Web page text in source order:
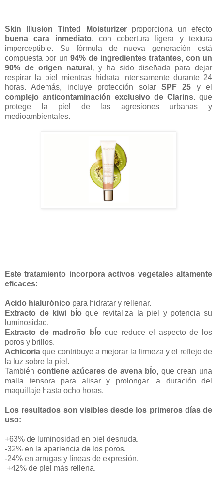
Skin Illusion Tinted Moisturizerproporciona un efecto
buena cara inmediato, con cobertura ligera y textura
imperceptible. Su fórmula de nueva generación está
compuesta por un 94% de ingredientes tratantes, con un
90% de origen natural, y ha sido diseñada para dejar
respirar la piel mientras hidrata intensamente durante 24
horas. Además, incluye protección solar SPF 25 y el
complejo anticontaminación exclusivo de Clarins, que
protege la piel de las agresiones urbanas y
medioambientales.
Este tratamiento incorpora activos vegetales altamente
eficaces:
Acido hialurónico para hidratar y rellenar.
Extracto de kiwi bÍo que revitaliza la piel y potencia su
luminosidad.
Extracto de madroño bÍo que reduce el aspecto de los
poros y brillos.
Achicoria que contribuye a mejorar la firmeza y el reflejo de
la luz sobre la piel.
También contiene azúcares de avena bÍo, que crean una
malla tensora para alisar y prolongar la duración del
maquillaje hasta ocho horas.
Los resultados son visibles desde los primeros días de
uso:
+63% de luminosidad en piel desnuda.
-32% en la apariencia de los poros.
-24% en arrugas y líneas de expresión.
+42% de piel más rellena.